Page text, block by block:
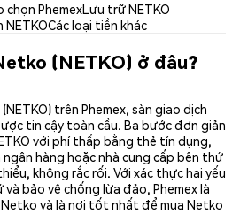
chọn PhemexLưu trữ NETKO
NETKOCác loại tiền khác
(NETKO) ở đâu?
trên Phemex, sàn giao dịch
tin cậy toàn cầu. Ba bước đơn giản
với phí thấp bằng thẻ tín dụng,
hàng hoặc nhà cung cấp bên thứ
không rắc rối. Với xác thực hai yếu
bảo vệ chống lừa đảo, Phemex là
và là nơi tốt nhất để mua Netko